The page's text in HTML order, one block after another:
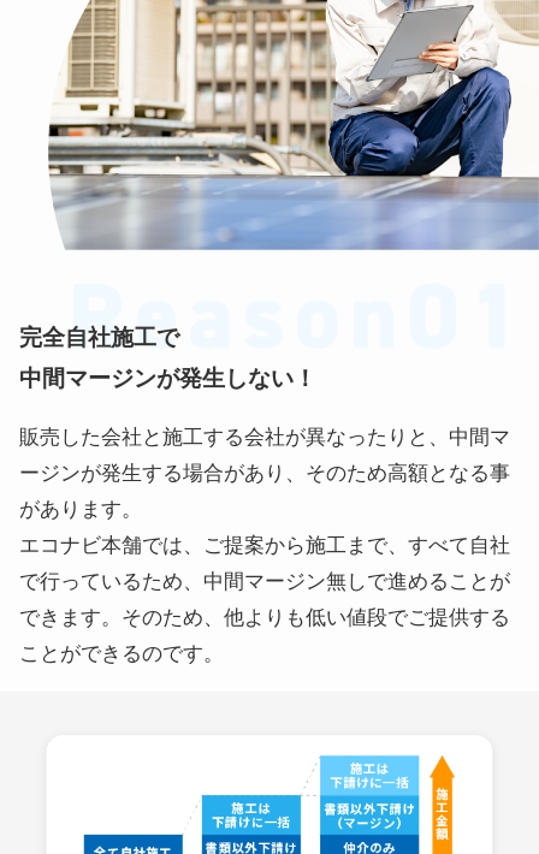
完全自社施工で
中間マージンが発生しない！
販売した会社と施工する会社が異なったりと、中間マ
ージンが発生する場合があり、そのため高額となる事
があります。
エコナビ本舗では、ご提案から施工まで、すべて自社
で行っているため、中間マージン無しで進めることが
できます。そのため、他よりも低い値段でご提供する
ことができるのです。